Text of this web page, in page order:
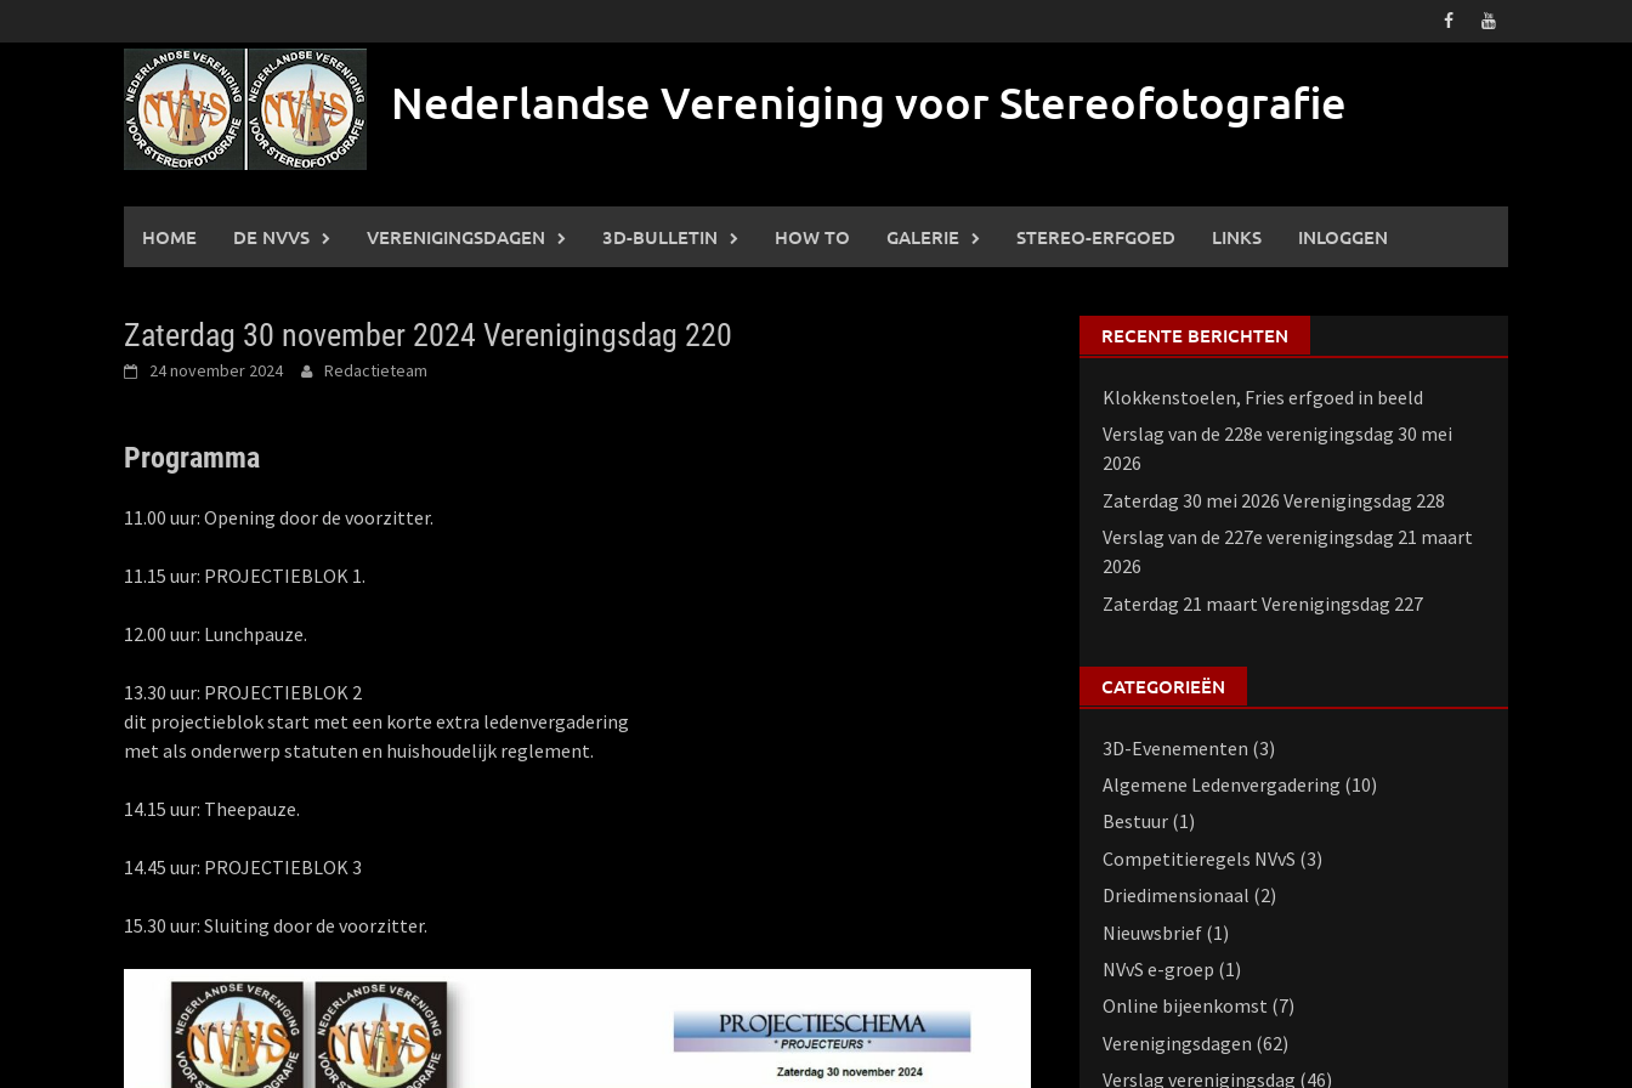
naar
Nederlandse Vereniging voor Stereofotografie
HOME DE NVVS VERENIGINGSDAGEN 3D-BULLETIN HOW TO GALERIE STEREO-ERFGOED LINKS INLOGGEN
Zaterdag 30 november 2024 Verenigingsdag 220
24 november 2024 Redactieteam
Programma
11.00 uur: Opening door de voorzitter.
11.15 uur: PROJECTIEBLOK 1.
12.00 uur: Lunchpauze.
13.30 uur: PROJECTIEBLOK 2
dit projectieblok start met een korte extra ledenvergadering
met als onderwerp statuten en huishoudelijk reglement.
14.15 uur: Theepauze.
14.45 uur: PROJECTIEBLOK 3
15.30 uur: Sluiting door de voorzitter.
RECENTE BERICHTEN
Klokkenstoelen, Fries erfgoed in beeld
Verslag van de 228e verenigingsdag 30 mei
2026
Zaterdag 30 mei 2026 Verenigingsdag 228
Verslag van de 227e verenigingsdag 21 maart
2026
Zaterdag 21 maart Verenigingsdag 227
CATEGORIEËN
3D-Evenementen (3)
Algemene Ledenvergadering (10)
Bestuur(1)
Competitieregels NVvS (3)
Driedimensionaal (2)
Nieuwsbrief(1)
NVvS e-groep (1)
Online bijeenkomst (7)
Verenigingsdagen (62)
Verslag verenigingsdag (46)